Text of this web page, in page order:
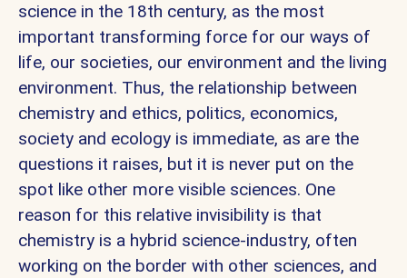
science in the 18th century, as the most
important transforming force for our ways of
life, our societies, our environment and the living
environment. Thus, the relationship between
chemistry and ethics, politics, economics,
society and ecology is immediate, as are the
questions it raises, but it is never put on the
spot like other more visible sciences. One
reason for this relative invisibility is that
chemistry is a hybrid science-industry, often
working on the border with other sciences, and